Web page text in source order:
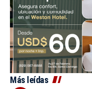
Más leídas